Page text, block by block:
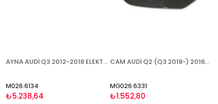
AYNA AUDİ Q3 2012-2018 ELEKTRİKLİ KATLANIR ISITMALI ASTARLI SİNYALLİ ASFERİK SOL
M026.6134
₺5.238,64
CAM AUDİ Q2 (Q3 2018-) 2016- ISITMALI ASFERİK SAĞ
MG026.6331
₺1.552,80